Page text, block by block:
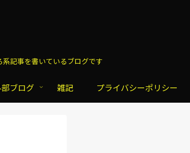
記事を書いているブログです
ブログ 雑記 プライバシーポリシー